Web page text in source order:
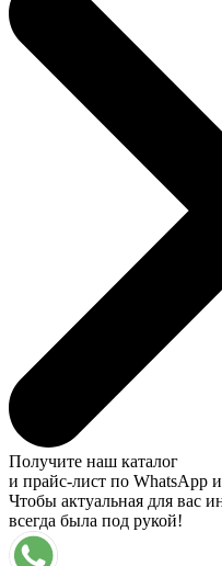
Получите наш каталог
и прайс-лист по WhatsApp
Чтобы актуальная для вас
всегда была под рукой!